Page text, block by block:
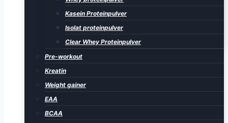
Kasein Proteinpulver
Isolat proteinpulver
Clear Whey Proteinpulver
Pre-workout
Kreatin
Weight gainer
EAA
BCAA